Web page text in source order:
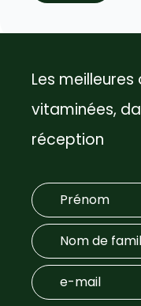
Les
vitaminées,
réception